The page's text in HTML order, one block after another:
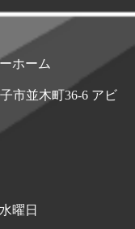
ホーム
市並木町36-6 アビ
曜日